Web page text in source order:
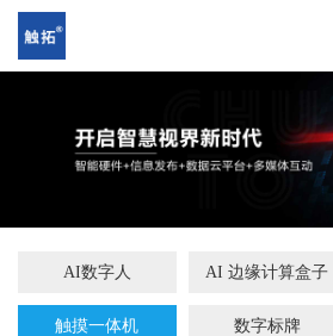
AI数字人 AI 边缘计算盒子
触摸一体机 数字标牌